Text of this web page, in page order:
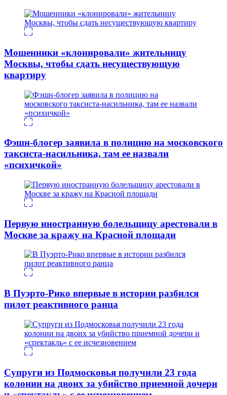
Мошенники «клонировали» жительницу
Москвы, чтобы сдать несуществующую
квартиру
Фэшн-блогер заявила в полицию на московского
таксиста-насильника, там ее назвали
«психичкой»
Первую иностранную болельщицу арестовали в
Москве за кражу на Красной площади
В Пуэрто-Рико впервые в истории разбился
пилот реактивного ранца
Супруги из Подмосковья получили 23 года
колонии на двоих за убийство приемной дочери